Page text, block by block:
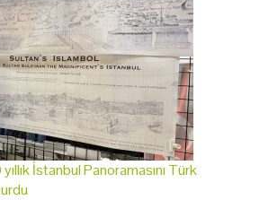
İstanbul Panoramasını Türk